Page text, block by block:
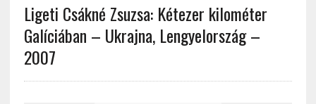
Ligeti Csákné Zsuzsa: Kétezer kilométer
Galíciában – Ukrajna, Lengyelország –
2007